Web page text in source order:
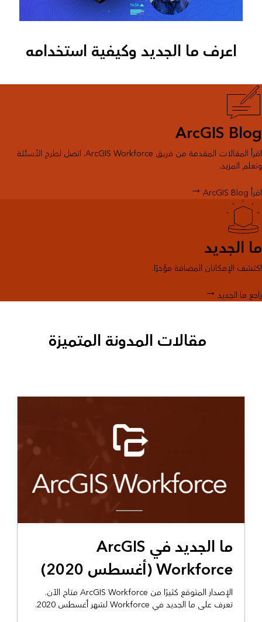
اعرف ما الجديد وكيفية استخدامه
ArcGIS Blog
اقرأ المقالات المقدمة من فريق ArcGIS Workforce. اتصل لطرح الأسئلة
وتعلم المزيد.
اقرأ ArcGIS Blog
ما الجديد
اكتشف الإمكانان المضافة مؤخرًا.
راجع ما الجديد
مقالات المدونة المتميزة
ما الجديد في ArcGIS
Workforce (أغسطس 2020)
الإصدار المتوقع كثيرًا من ArcGIS Workforce متاح الآن.
تعرف على ما الجديد في Workforce لشهر أغسطس 2020.